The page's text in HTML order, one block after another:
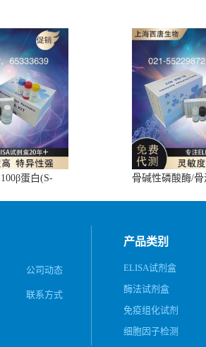
蛋白(S-
骨碱性磷酸酶/
公司动态
联系方式
产品类别
ELISA试剂盒
酶法试剂盒
免疫组化试剂
细胞因子检测